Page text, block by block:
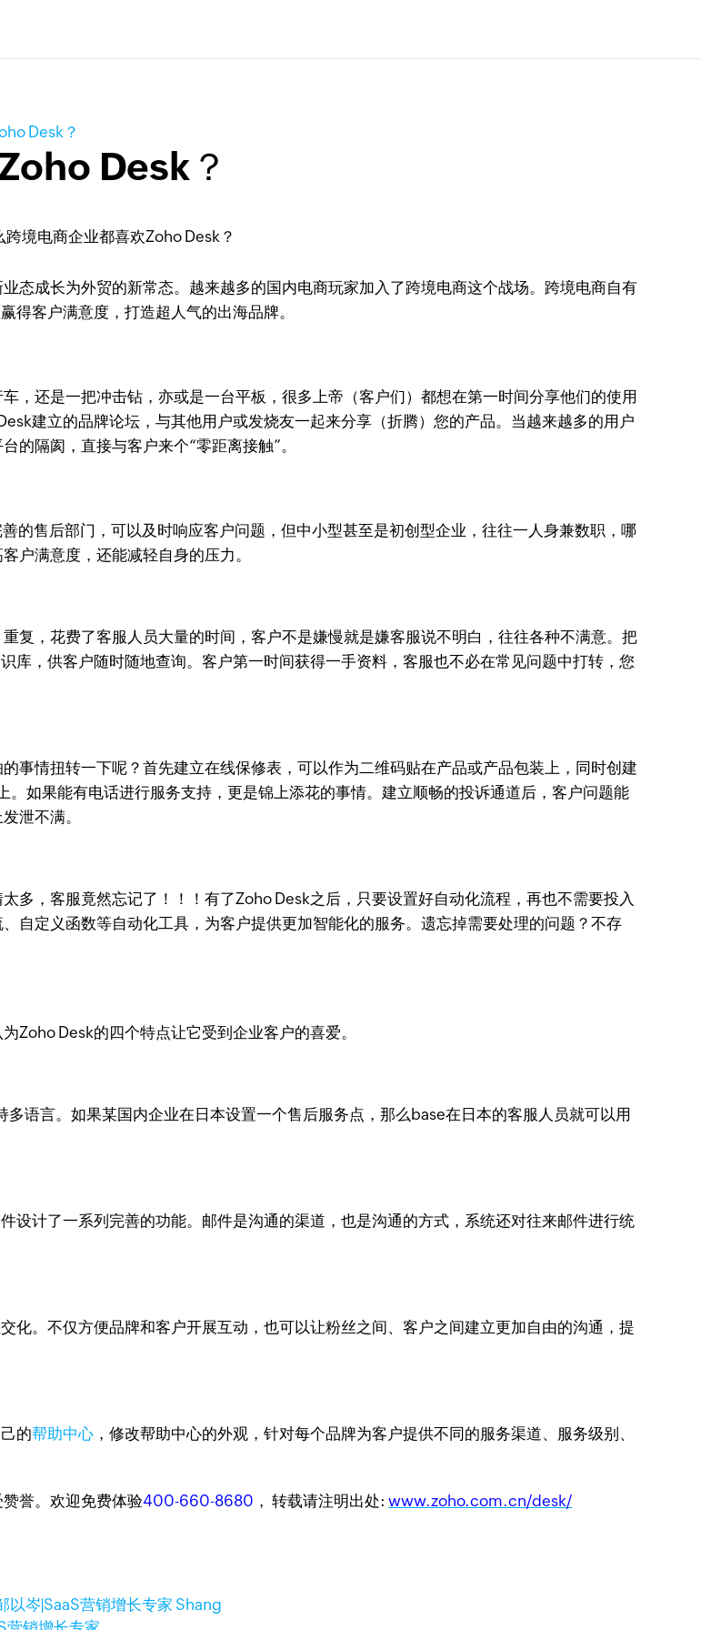
Desk？
Desk？
态成长为外贸的新常态。越来越多的国内电商玩家加入了跨境电商这个战场。跨境电商自有
得客户满意度，打造超人气的出海品牌。
，还是一把冲击钻，亦或是一台平板，很多上帝（客户们）都想在第一时间分享他们的使用
建立的品牌论坛，与其他用户或发烧友一起来分享（折腾）您的产品。当越来越多的用户
的隔阂，直接与客户来个“零距离接触”。
的售后部门，可以及时响应客户问题，但中小型甚至是初创型企业，往往一人身兼数职，哪
户满意度，还能减轻自身的压力。
复，花费了客服人员大量的时间，客户不是嫌慢就是嫌客服说不明白，往往各种不满意。把
库，供客户随时随地查询。客户第一时间获得一手资料，客服也不必在常见问题中打转，您
事情扭转一下呢？首先建立在线保修表，可以作为二维码贴在产品或产品包装上，同时创建
如果能有电话进行服务支持，更是锦上添花的事情。建立顺畅的投诉通道后，客户问题能
泄不满。
多，客服竟然忘记了！！！有了Zoho Desk之后，只要设置好自动化流程，再也不需要投入
自定义函数等自动化工具，为客户提供更加智能化的服务。遗忘掉需要处理的问题？不存
为Zoho Desk的四个特点让它受到企业客户的喜爱。
语言。如果某国内企业在日本设置一个售后服务点，那么base在日本的客服人员就可以用
设计了一系列完善的功能。邮件是沟通的渠道，也是沟通的方式，系统还对往来邮件进行统
化。不仅方便品牌和客户开展互动，也可以让粉丝之间、客户之间建立更加自由的沟通，提
的帮助中心 ，修改帮助中心的外观，针对每个品牌为客户提供不同的服务渠道、服务级别、
誉。欢迎免费体验400-660-8680 ， 转载请注明出处:www.zoho.com.cn/desk/
以岑|SaaS营销增长专家 Shang